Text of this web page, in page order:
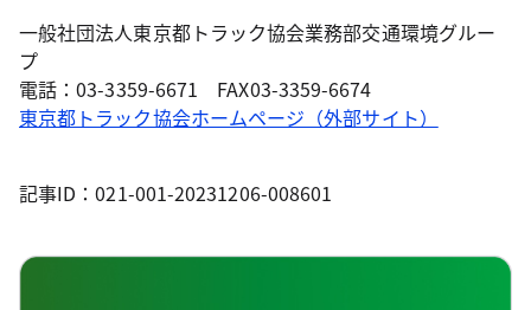
一般社団法人東京都トラック協会業務部交通環境グルー
プ
電話：03-3359-6671 FAX03-3359-6674
東京都トラック協会ホームページ（外部サイト）
記事ID：021-001-20231206-008601